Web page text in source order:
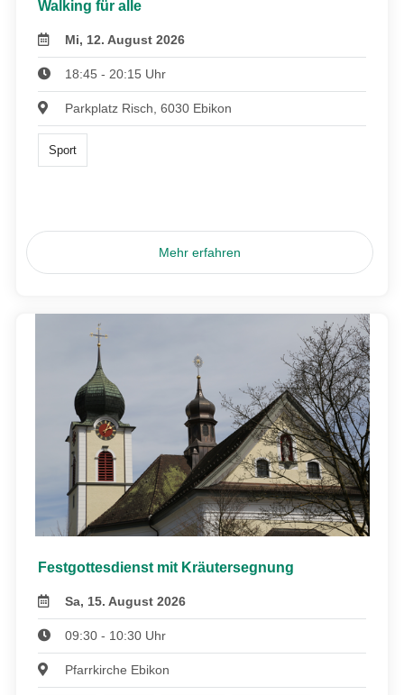
Walking für alle
Mi, 12. August 2026
18:45 - 20:15 Uhr
Parkplatz Risch, 6030 Ebikon
Sport
Mehr erfahren
Festgottesdienst mit Kräutersegnung
Sa, 15. August 2026
09:30 - 10:30 Uhr
Pfarrkirche Ebikon